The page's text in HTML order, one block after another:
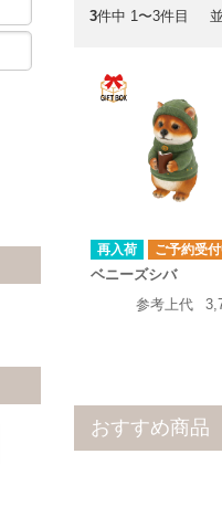
3件中 1〜3件目
再入荷 ご予約受
ベニーズシバ
参考上代
おすすめ商品